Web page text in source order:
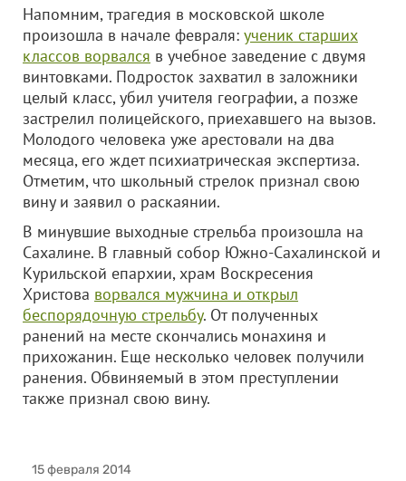
Напомним, трагедия в московской школе
произошла в начале февраля: ученик старших
классов ворвался в учебное заведение с двумя
винтовками. Подросток захватил в заложники
целый класс, убил учителя географии, а позже
застрелил полицейского, приехавшего на вызов.
Молодого человека уже арестовали на два
месяца, его ждет психиатрическая экспертиза.
Отметим, что школьный стрелок признал свою
вину и заявил о раскаянии.
В минувшие выходные стрельба произошла на
Сахалине. В главный собор Южно-Сахалинской и
Курильской епархии, храм Воскресения
Христова ворвался мужчина и открыл
беспорядочную стрельбу. От полученных
ранений на месте скончались монахиня и
прихожанин. Еще несколько человек получили
ранения. Обвиняемый в этом преступлении
также признал свою вину.
15 февраля 2014